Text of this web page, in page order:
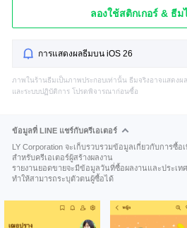
ลองใช้สติกเกอร์ & ธี
การแสดงผลธีมบน iOS 26
ภาพในร้านธีมเป็นภาพประกอบเท่านั้น ธีมจริงอาจแสดงผ
และระบบปฏิบัติการ โปรดพิจารณาก่อนซื้อ
ข้อมูลที่ LINE แชร์กับครีเอเตอร์
LY Corporation จะเก็บรวบรวมข้อมูลเกี่ยวกับการซื้
สำหรับครีเอเตอร์ผู้สร้างผลงาน
รายงานยอดขายจะมีข้อมูลวันที่ซื้อผลงานและประเ
ทำให้สามารถระบุตัวตนผู้ซื้อได้